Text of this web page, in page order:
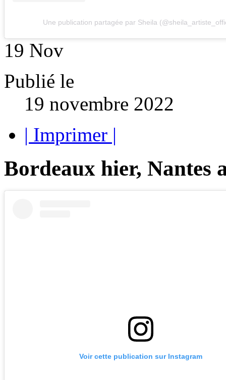
Une publication partagée par Sheila
19 Nov
Publié le
19 novembre 2022
| Imprimer |
Bordeaux hier, Nantes
Voir cette publication sur Instagram